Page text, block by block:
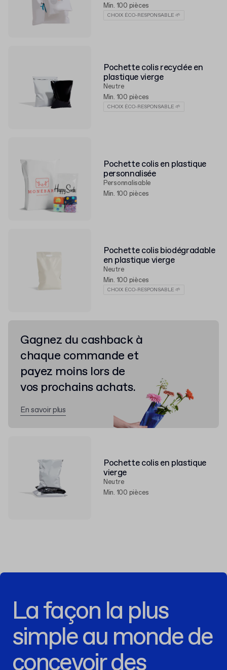
Min. 100 pièces
CHOIX ÉCO-RESPONSABLE 🌱
Pochette colis recyclée en
plastique vierge
Neutre
Min. 100 pièces
CHOIX ÉCO-RESPONSABLE 🌱
Pochette colis en plastique
personnalisée
Personnalisable
Min. 100 pièces
Pochette colis biodégradable
en plastique vierge
Neutre
Min. 100 pièces
CHOIX ÉCO-RESPONSABLE 🌱
Pochette colis en plastique
vierge
Neutre
Min. 100 pièces
Gagnez du cashback à
chaque commande et
payez moins lors de
vos prochains achats.
En savoir plus
La façon la plus
simple au monde de